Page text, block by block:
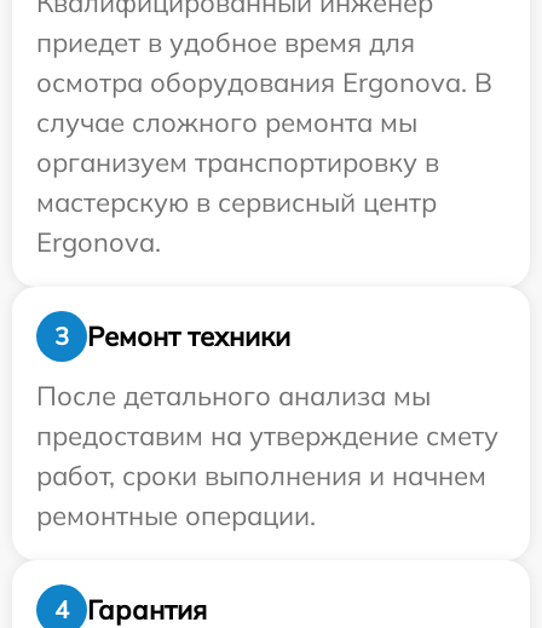
приедет в удобное время для
осмотра оборудования Ergonova. В
случае сложного ремонта мы
организуем транспортировку в
мастерскую в сервисный центр
Ergonova.
3
Ремонт техники
После детального анализа мы
предоставим на утверждение смету
работ, сроки выполнения и начнем
ремонтные операции.
4
Гарантия